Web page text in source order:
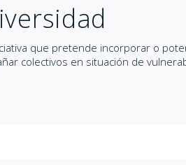
que pretende incorporar o
colectivos en situación de